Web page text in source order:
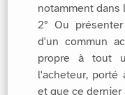
notamment
2° Ou
d'un commun
propre à tout
l'acheteur, porté
et que ce dernier